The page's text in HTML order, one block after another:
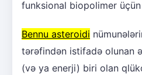
funksional biopolimer üçün
Bennu asteroidi
tərəfindən istifadə olunan
(və ya enerji) biri olan